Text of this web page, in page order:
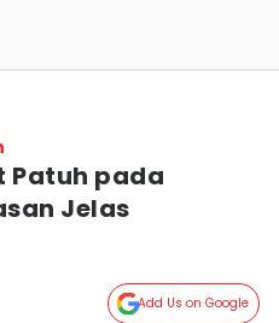
Patuh pada
Jelas
Add Us on Google